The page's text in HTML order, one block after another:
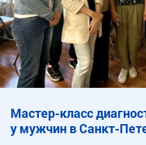
Мастер-класс
у мужчин в Санкт-